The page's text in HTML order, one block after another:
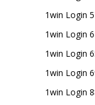
1win Login
1win Login
1win Login
1win Login
1win Login